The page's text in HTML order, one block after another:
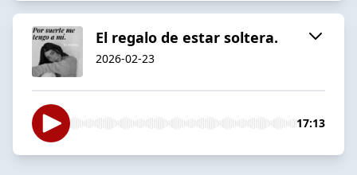
El regalo de estar soltera.
2026-02-23
17:13